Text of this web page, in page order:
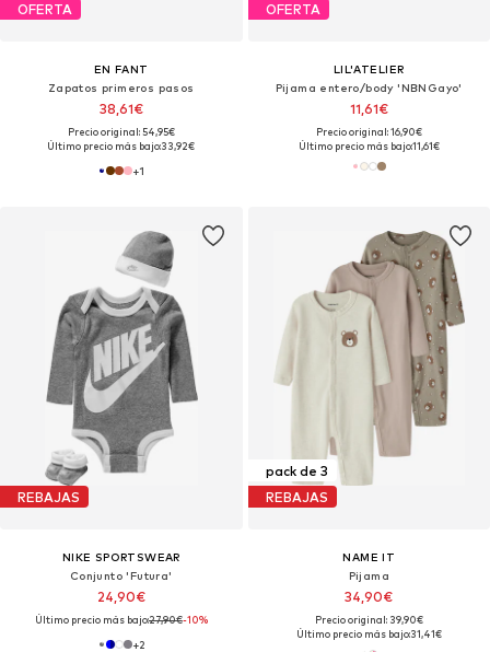
OFERTA
EN FANT
Zapatos primeros pasos
38,61€
Precio original: 54,95€
Último precio más bajo:33,92€
+1
OFERTA
LIL'ATELIER
Pijama entero/body 'NBNGayo'
11,61€
Precio original: 16,90€
Último precio más bajo:11,61€
REBAJAS
NIKE SPORTSWEAR
Conjunto 'Futura'
24,90€
Último precio más bajo:27,90€-10%
+2
pack de 3
REBAJAS
NAME IT
Pijama
34,90€
Precio original: 39,90€
Último precio más bajo:31,41€